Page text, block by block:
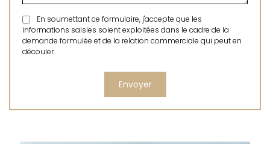
En soumettant ce formulaire, j'accepte que les
informations saisies soient exploitées dans le cadre de la
demande formulée et de la relation commerciale qui peut en
découler.